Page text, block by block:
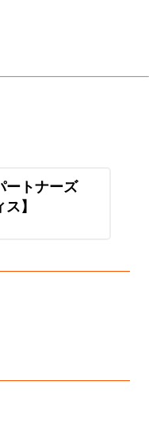
ートナーズ
】